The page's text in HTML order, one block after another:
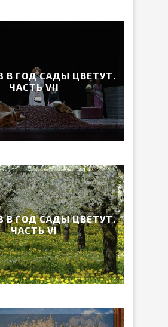
В ГОД САДЫ ЦВЕТУТ.
ЧАСТЬ VII
В ГОД САДЫ ЦВЕТУТ.
ЧАСТЬ VI